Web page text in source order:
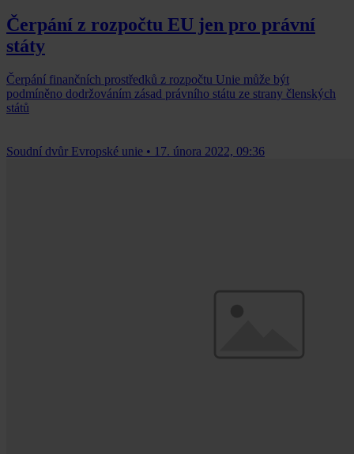
Čerpání z rozpočtu EU jen pro právní
státy
Čerpání finančních prostředků z rozpočtu Unie může být
podmíněno dodržováním zásad právního státu ze strany členských
států
Soudní dvůr Evropské unie • 17. února 2022, 09:36